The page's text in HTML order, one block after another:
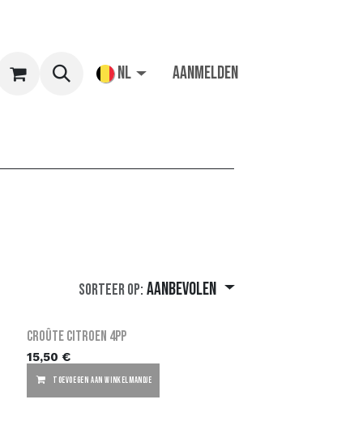
NL Aanmelden
Sorteer op: Aanbevolen
Croûte Citroen 4PP
15,50 €
TOEVOEGEN AAN WINKELMANDJE